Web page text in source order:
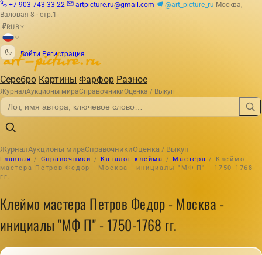
+7 903 743 33 22 artpicture.ru@gmail.com @art_picture_ru Москва,
Валовая 8 · стр.1
₽RUB
Войти Регистрация
Серебро Картины Фарфор Разное
ЖурналАукционы мираСправочникиОценка / Выкуп
ЖурналАукционы мираСправочникиОценка / Выкуп
Главная / Справочники / Каталог клейма / Мастера /
Клеймо
мастера Петров Федор - Москва - инициалы "МФ П" - 1750-1768
гг.
Клеймо мастера Петров Федор - Москва -
инициалы "МФ П" - 1750-1768 гг.